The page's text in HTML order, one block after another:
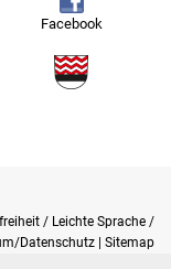
Integration
Facebook
/ Leichte Sprache /
Datenschutz | Sitemap